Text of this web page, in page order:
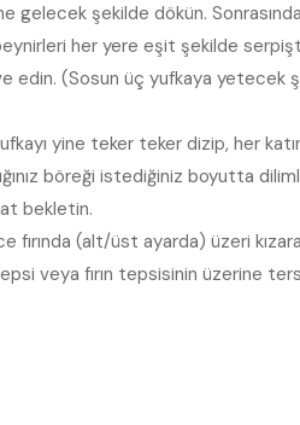
gelecek şekilde dökün.
her yere eşit şekilde
edin. (Sosun üç yufkaya yetecek
yine teker teker dizip, her
böreği istediğiniz boyutta
bekletin.
fırında (alt/üst ayarda) üzeri
veya fırın tepsisinin üzerine